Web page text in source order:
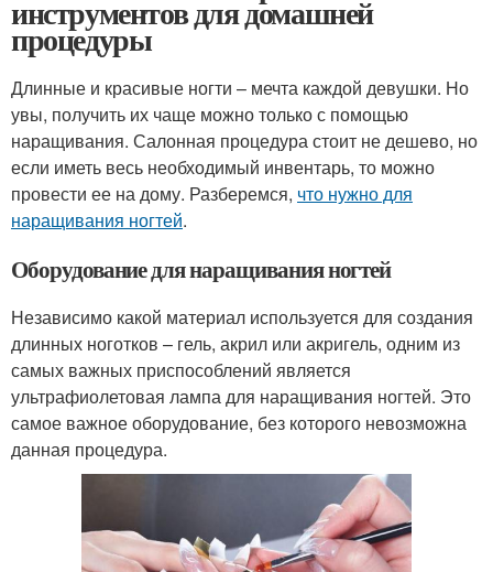
инструментов для домашней
процедуры
Длинные и красивые ногти – мечта каждой девушки. Но
увы, получить их чаще можно только с помощью
наращивания. Салонная процедура стоит не дешево, но
если иметь весь необходимый инвентарь, то можно
провести ее на дому. Разберемся, что нужно для
наращивания ногтей.
Оборудование для наращивания ногтей
Независимо какой материал используется для создания
длинных ноготков – гель, акрил или акригель, одним из
самых важных приспособлений является
ультрафиолетовая лампа для наращивания ногтей. Это
самое важное оборудование, без которого невозможна
данная процедура.